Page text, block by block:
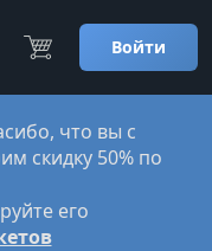
Войти
что вы с
скидку 50% по
его